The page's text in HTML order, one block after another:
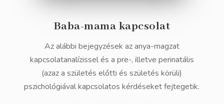
Baba-mama kapcsolat
Az alábbi bejegyzések az anya-magzat
kapcsolatanalízissel és a pre-, illetve perinatális
(azaz a születés előtti és születés körüli)
pszichológiával kapcsolatos kérdéseket fejtegetik.